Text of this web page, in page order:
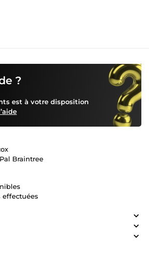
?
est à votre disposition
Braintree